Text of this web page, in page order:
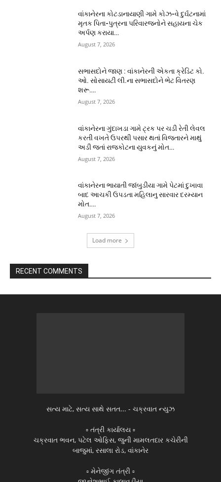
વાંકાનેરના કોટડાનાયાણી ગામે કોઝ-વે દુર્ઘટનામાં
મૃતક પિતા-પુત્રના પરિવારજનોને સહાયના ચેક
અર્પણ કરાયા…
August 7, 2026
સભાસદોને જાણ : વાંકાનેરની એકતા ક્રેડિટ કો.
ઓ. સોસાયટી લી.ના સભાસદોને ભેટ વિતરણ
શરૂ….
August 7, 2026
વાંકાનેરના ગુંદાખડા ગામે ટ્રક પર ચડી રેતી લેવલ
કરતી વખતે ઉપરથી પસાર થતાં વિજતારને માથું
અડી જતાં રાજકોટના યુવકનું મોત…
August 7, 2026
વાંકાનેરના ભાયાતી જાંબુડીયા ગામે પેટમાં દુખાવા
બાદ આચકી ઉપડતા મહિલાનુ સારવાર દરમ્યાન
મોત….
August 7, 2026
Load more
RECENT COMMENTS
સત્ય માટે, સત્ય સાથે સતત... - ચક્રવાત ન્યુઝ
▫️ તંત્રી કાર્યાલય ▫️
ચક્રવાત ભવન, પટેલ ઓફિસ, જુની મામલતદાર કચેરીની
બાજુમાં, રસાલા રોડ, વાંકાનેર
▫️ મેનેજીંગ તંત્રી ▫️